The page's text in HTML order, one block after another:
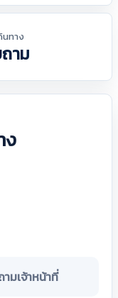
นทาง
าม
ง
มเจ้าหน้าที่